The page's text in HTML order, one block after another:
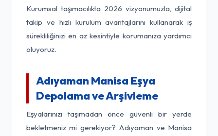
Kurumsal taşımacılıkta 2026 vizyonumuzla, dijital
takip ve hızlı kurulum avantajlarını kullanarak iş
sürekliliğinizi en az kesintiyle korumanıza yardımcı
oluyoruz.
Adıyaman Manisa Eşya
Depolama ve Arşivleme
Eşyalarınızı taşımadan önce güvenli bir yerde
bekletmeniz mi gerekiyor? Adıyaman ve Manisa